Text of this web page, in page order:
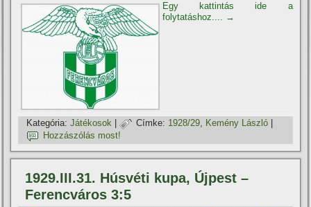
Egy kattintás ide a
folytatáshoz.... →
Kategória: Játékosok | Címke: 1928/29, Kemény László
Hozzászólás most!
1929.III.31. Húsvéti kupa, Újpest –
Ferencváros 3:5